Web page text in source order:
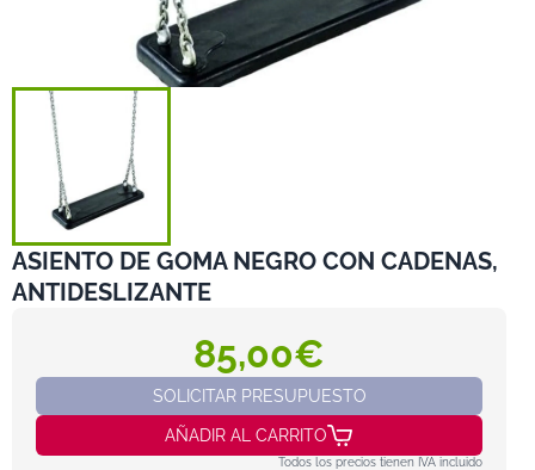
ASIENTO DE GOMA NEGRO CON CADENAS,
ANTIDESLIZANTE
85,00€
SOLICITAR PRESUPUESTO
AÑADIR AL CARRITO
Todos los precios tienen IVA incluido